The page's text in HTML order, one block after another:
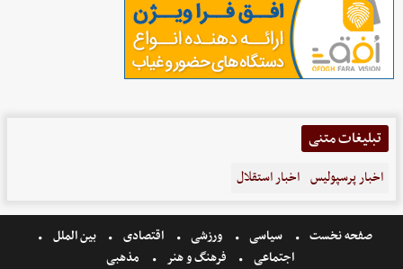
تبلیغات متنی
اخبار پرسپولیس اخبار استقلال
صفحه نخست سیاسی ورزشی اقتصادی
بین الملل
اجتماعی
فرهنگ و هنر مذهبی